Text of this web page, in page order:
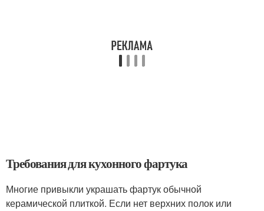
Требования для кухонного фартука
Многие привыкли украшать фартук обычной
керамической плиткой. Если нет верхних полок или